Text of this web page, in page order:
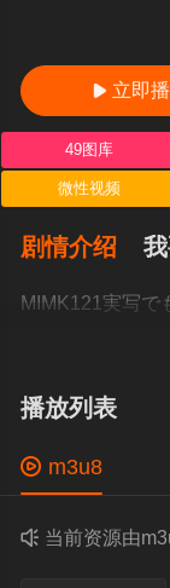
 立即
49图库
微性视频
剧情介绍
MIMK121実写で
キング日間1位
播放列表
 m3u8
 当前资源由